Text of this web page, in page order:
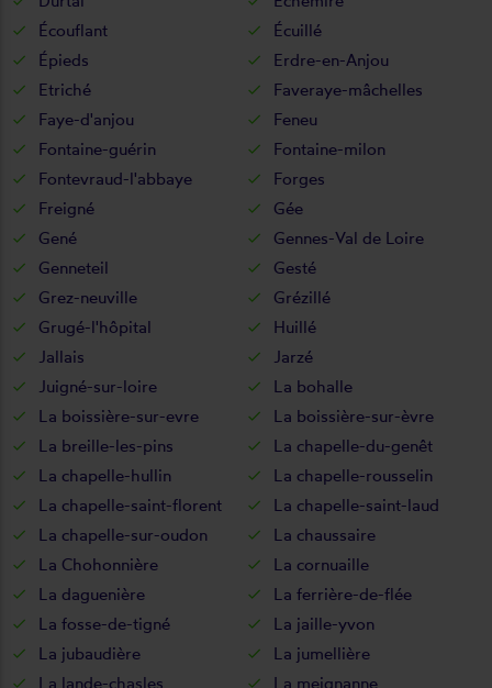
Écouflant
Écuillé
Épieds
Erdre-en-Anjou
Etriché
Faveraye-mâchelles
Faye-d'anjou
Feneu
Fontaine-guérin
Fontaine-milon
Fontevraud-l'abbaye
Forges
Freigné
Gée
Gené
Gennes-Val de Loire
Genneteil
Gesté
Grez-neuville
Grézillé
Grugé-l'hôpital
Huillé
Jallais
Jarzé
Juigné-sur-loire
La bohalle
La boissière-sur-evre
La boissière-sur-èvre
La breille-les-pins
La chapelle-du-genêt
La chapelle-hullin
La chapelle-rousselin
La chapelle-saint-florent
La chapelle-saint-laud
La chapelle-sur-oudon
La chaussaire
La Chohonnière
La cornuaille
La daguenière
La ferrière-de-flée
La fosse-de-tigné
La jaille-yvon
La jubaudière
La jumellière
La lande-chasles
La meignanne